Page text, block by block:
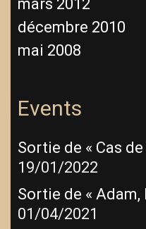
mars 2012
décembre 2010
mai 2008
Events
Sortie de « Cas
19/01/2022
Sortie de «
01/04/2021